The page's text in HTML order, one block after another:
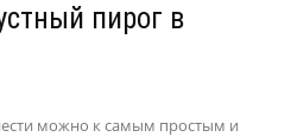
пирог в
можно к самым простым и